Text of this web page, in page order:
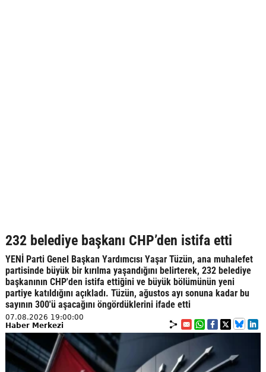
232 belediye başkanı CHP’den istifa etti
YENİ Parti Genel Başkan Yardımcısı Yaşar Tüzün, ana muhalefet
partisinde büyük bir kırılma yaşandığını belirterek, 232 belediye
başkanının CHP'den istifa ettiğini ve büyük bölümünün yeni
partiye katıldığını açıkladı. Tüzün, ağustos ayı sonuna kadar bu
sayının 300'ü aşacağını öngördüklerini ifade etti
07.08.2026 19:00:00
Haber Merkezi